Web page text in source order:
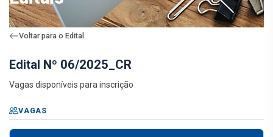
Voltar para o Edital
Edital Nº 06/2025_CR
Vagas disponíveis para inscrição
VAGAS